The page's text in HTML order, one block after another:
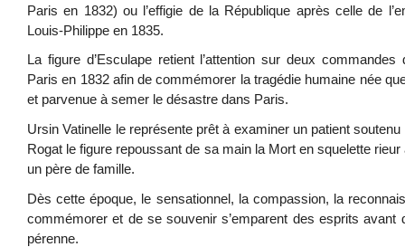
Paris en 1832) ou l’effigie de la République après celle de
Louis-Philippe en 1835.
La figure d’Esculape retient l’attention sur deux
Paris en 1832 afin de commémorer la tragédie humaine née
et parvenue à semer le désastre dans Paris.
Ursin Vatinelle le représente prêt à examiner un patient
Rogat le figure repoussant de sa main la Mort en squelette
un père de famille.
Dès cette époque, le sensationnel, la compassion, la
commémorer et de se souvenir s’emparent des esprits avant
pérenne.